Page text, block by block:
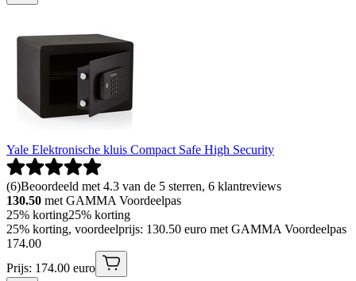
Yale Elektronische kluis Compact Safe High Security
(6)Beoordeeld met 4.3 van de 5 sterren, 6 klantreviews
130.50 met GAMMA Voordeelpas
25% korting25% korting
25% korting, voordeelprijs: 130.50 euro met GAMMA Voordeelpas
174.00
Prijs: 174.00 euro